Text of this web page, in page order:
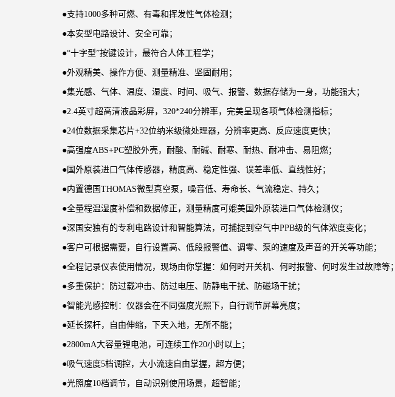
●支持1000多种可燃、有毒和挥发性气体检测；
●本安型电路设计、安全可靠；
●“十字型”按键设计，最符合人体工程学；
●外观精美、操作方便、测量精准、坚固耐用；
●集光感、气体、温度、湿度、时间、吸气、报警、数据存储为一身，功能强大；
●2.4英寸超高清液晶彩屏，320*240分辨率，完美呈现各项气体检测指标；
●24位数据采集芯片+32位纳米级微处理器，分辨率更高、反应速度更快；
●高强度ABS+PC塑胶外壳，耐酸、耐碱、耐寒、耐热、耐冲击、易阻燃；
●国外原装进口气体传感器，精度高、稳定性强、误差率低、直线性好；
●内置德国THOMAS微型真空泵，噪音低、寿命长、气流稳定、持久；
●全量程温湿度补偿和数据修正，测量精度可媲美国外原装进口气体检测仪；
●深国安独有的专利电路设计和智能算法，可捕捉到空气中PPB级的气体浓度变化；
●客户可根据需要，自行设置高、低段报警值、调零、泵的速度及声音的开关等功能；
●全程记录仪表使用情况，现场由你掌握：如何时开关机、何时报警、何时发生过故障等；
●多重保护：防过载冲击、防过电压、防静电干扰、防磁场干扰；
●智能光感控制：仪器会在不同强度光照下，自行调节屏幕亮度；
●延长探杆，自由伸缩，下天入地，无所不能；
●2800mA大容量锂电池，可连续工作20小时以上；
●吸气速度5档调控，大小流速自由掌握，超方便；
●光照度10档调节，自动识别使用场景，超智能；